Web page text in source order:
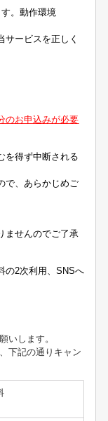
。動作環境
サービスを正しく
のお申込みが必要
を得ず中断される
で、あらかじめご
ませんのでご了承
の2次利用、SNSへ
いします。
下記の通りキャン